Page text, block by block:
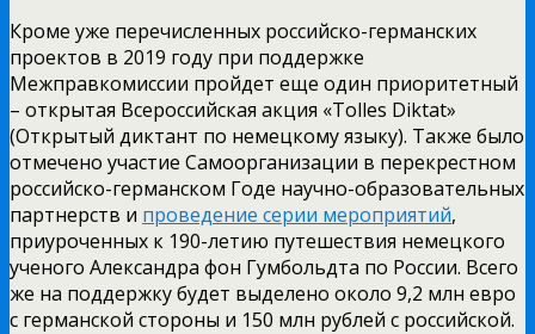
Кроме уже перечисленных российско-германских
проектов в 2019 году при поддержке
Межправкомиссии пройдет еще один приоритетный
– открытая Всероссийская акция «Tolles Diktat»
(Открытый диктант по немецкому языку). Также было
отмечено участие Самоорганизации в перекрестном
российско-германском Годе научно-образовательных
партнерств и проведение серии мероприятий,
приуроченных к 190-летию путешествия немецкого
ученого Александра фон Гумбольдта по России. Всего
же на поддержку будет выделено около 9,2 млн евро
с германской стороны и 150 млн рублей с российской.